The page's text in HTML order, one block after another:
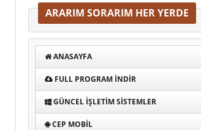
ARARIM SORARIM HER YERDE
ANASAYFA
FULL PROGRAM INDIR
GÜNCEL İŞLETIM SISTEMLER
CEP MOBIL